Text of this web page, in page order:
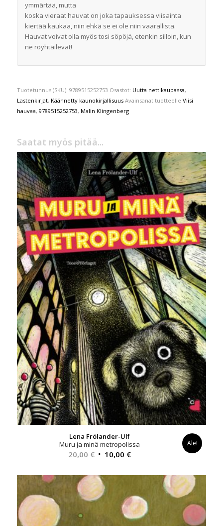
ymmärtää, mutta
koska vieraat hauvat on joka tapauksessa viisainta
kiertää kaukaa, niin ehkä se ei ole niin vaarallista.
Hauvat voivat olla myös tosi söpöjä, etenkin silloin, kun
ne röyhtäilevät!
Tuotetunnus (SKU): 9789515252753 Osastot: Uutta nettikaupassa,
Lastenkirjat, Käännetty kaunokirjallisuus Avainsanat tuotteelle Viisi
hauvaa, 9789515252753, Malin Klingenberg
Saatat myös pitää...
Lena Frölander-Ulf
Muru ja minä metropolissa
20,00€ Alkuperäinen
oli:
20,00 €.
10,00 €Nykyinen
on:
Ale!